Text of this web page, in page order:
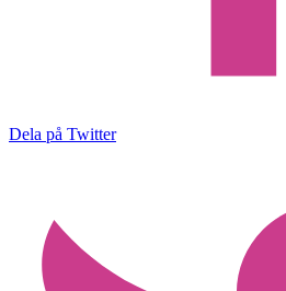
Dela på Twitter